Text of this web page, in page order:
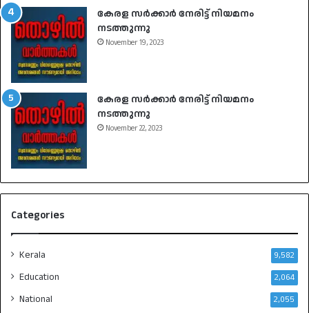
കേരള സർക്കാർ നേരിട്ട് നിയമനം
നടത്തുന്നു
November 19, 2023
കേരള സർക്കാർ നേരിട്ട് നിയമനം
നടത്തുന്നു
November 22, 2023
Categories
Kerala 9,582
Education 2,064
National 2,055